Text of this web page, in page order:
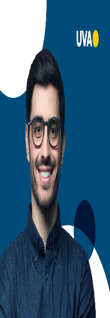
SOLICITE INFORMAÇÕES
LOGIN